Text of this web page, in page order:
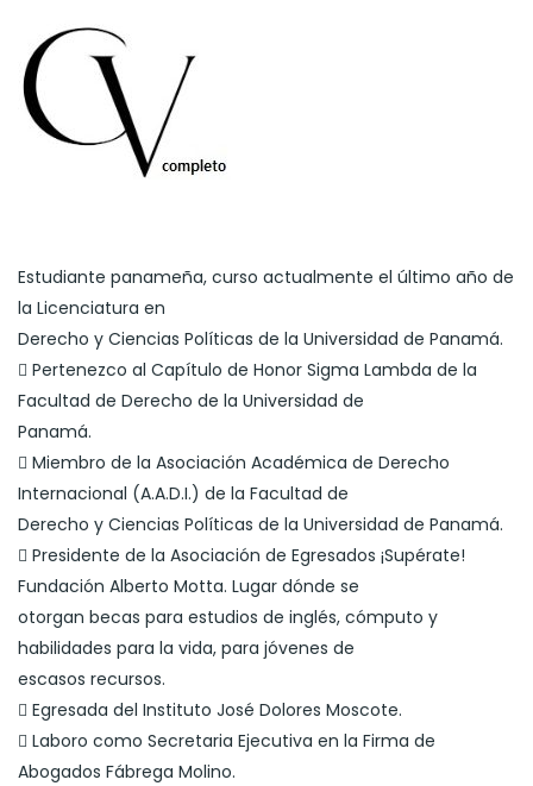
Estudiante panameña, curso actualmente el último año de
la Licenciatura en
Derecho y Ciencias Políticas de la Universidad de Panamá.
 Pertenezco al Capítulo de Honor Sigma Lambda de la
Facultad de Derecho de la Universidad de
Panamá.
 Miembro de la Asociación Académica de Derecho
Internacional (A.A.D.I.) de la Facultad de
Derecho y Ciencias Políticas de la Universidad de Panamá.
 Presidente de la Asociación de Egresados ¡Supérate!
Fundación Alberto Motta. Lugar dónde se
otorgan becas para estudios de inglés, cómputo y
habilidades para la vida, para jóvenes de
escasos recursos.
 Egresada del Instituto José Dolores Moscote.
 Laboro como Secretaria Ejecutiva en la Firma de
Abogados Fábrega Molino.